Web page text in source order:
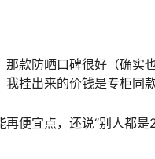
款防晒口碑很好（确实
挂出来的价钱是专柜同
便宜点，还说“别人都